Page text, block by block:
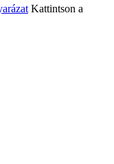
Kattintson a